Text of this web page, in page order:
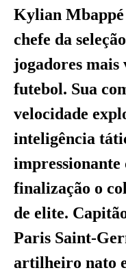
Kylian Mbappé
chefe da
jogadores mais
futebol. Sua
velocidade
inteligência
impressionante
finalização o
de elite.
Paris Saint-
artilheiro nato